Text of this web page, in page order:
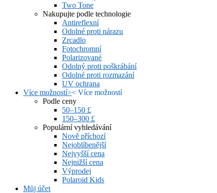
Two Tone
Nakupujte podle technologie
Antireflexní
Odolné proti nárazu
Zrcadlo
Fotochromní
Polarizované
Odolný proti poškrábání
Odolné proti rozmazání
UV ochrana
Více možností>< Více možností
Podle ceny
50–150 £
150–300 £
Populární vyhledávání
Nově příchozí
Nejoblíbenější
Nejvyšší cena
Nejnižší cena
Výprodej
Polaroid Kids
Můj účet